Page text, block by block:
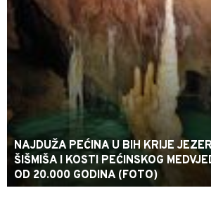
NAJDUŽA PEĆINA U BIH KRIJE
ŠIŠMIŠA I KOSTI PEĆINSKOG
OD 20.000 GODINA (FOTO)